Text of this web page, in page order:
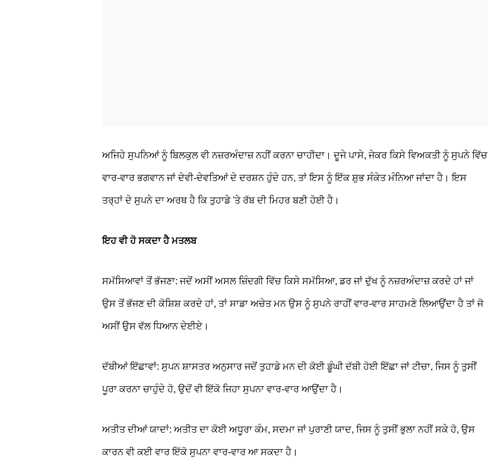
ਅਜਿਹੇ ਸੁਪਨਿਆਂ ਨੂੰ ਬਿਲਕੁਲ ਵੀ ਨਜ਼ਰਅੰਦਾਜ਼ ਨਹੀਂ ਕਰਨਾ ਚਾਹੀਦਾ। ਦੂਜੇ ਪਾਸੇ, ਜੇਕਰ ਕਿਸੇ ਵਿਅਕਤੀ ਨੂੰ ਸੁਪਨੇ ਵਿੱਚ
ਵਾਰ-ਵਾਰ ਭਗਵਾਨ ਜਾਂ ਦੇਵੀ-ਦੇਵਤਿਆਂ ਦੇ ਦਰਸ਼ਨ ਹੁੰਦੇ ਹਨ, ਤਾਂ ਇਸ ਨੂੰ ਇੱਕ ਸ਼ੁਭ ਸੰਕੇਤ ਮੰਨਿਆ ਜਾਂਦਾ ਹੈ। ਇਸ
ਤਰ੍ਹਾਂ ਦੇ ਸੁਪਨੇ ਦਾ ਅਰਥ ਹੈ ਕਿ ਤੁਹਾਡੇ 'ਤੇ ਰੱਬ ਦੀ ਮਿਹਰ ਬਣੀ ਹੋਈ ਹੈ।
ਇਹ ਵੀ ਹੋ ਸਕਦਾ ਹੈ ਮਤਲਬ
ਸਮੱਸਿਆਵਾਂ ਤੋਂ ਭੱਜਣਾ: ਜਦੋਂ ਅਸੀਂ ਅਸਲ ਜ਼ਿੰਦਗੀ ਵਿੱਚ ਕਿਸੇ ਸਮੱਸਿਆ, ਡਰ ਜਾਂ ਦੁੱਖ ਨੂੰ ਨਜ਼ਰਅੰਦਾਜ਼ ਕਰਦੇ ਹਾਂ ਜਾਂ
ਉਸ ਤੋਂ ਭੱਜਣ ਦੀ ਕੋਸ਼ਿਸ਼ ਕਰਦੇ ਹਾਂ, ਤਾਂ ਸਾਡਾ ਅਚੇਤ ਮਨ ਉਸ ਨੂੰ ਸੁਪਨੇ ਰਾਹੀਂ ਵਾਰ-ਵਾਰ ਸਾਹਮਣੇ ਲਿਆਉਂਦਾ ਹੈ ਤਾਂ ਜੋ
ਅਸੀਂ ਉਸ ਵੱਲ ਧਿਆਨ ਦੇਈਏ।
ਦੱਬੀਆਂ ਇੱਛਾਵਾਂ: ਸੁਪਨ ਸ਼ਾਸਤਰ ਅਨੁਸਾਰ ਜਦੋਂ ਤੁਹਾਡੇ ਮਨ ਦੀ ਕੋਈ ਡੂੰਘੀ ਦੱਬੀ ਹੋਈ ਇੱਛਾ ਜਾਂ ਟੀਚਾ, ਜਿਸ ਨੂੰ ਤੁਸੀਂ
ਪੂਰਾ ਕਰਨਾ ਚਾਹੁੰਦੇ ਹੋ, ਉਦੋਂ ਵੀ ਇੱਕੋ ਜਿਹਾ ਸੁਪਨਾ ਵਾਰ-ਵਾਰ ਆਉਂਦਾ ਹੈ।
ਅਤੀਤ ਦੀਆਂ ਯਾਦਾਂ: ਅਤੀਤ ਦਾ ਕੋਈ ਅਧੂਰਾ ਕੰਮ, ਸਦਮਾ ਜਾਂ ਪੁਰਾਣੀ ਯਾਦ, ਜਿਸ ਨੂੰ ਤੁਸੀਂ ਭੁਲਾ ਨਹੀਂ ਸਕੇ ਹੋ, ਉਸ
ਕਾਰਨ ਵੀ ਕਈ ਵਾਰ ਇੱਕੋ ਸੁਪਨਾ ਵਾਰ-ਵਾਰ ਆ ਸਕਦਾ ਹੈ।